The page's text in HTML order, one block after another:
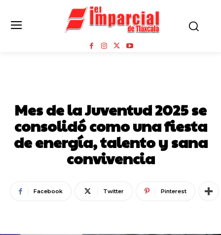
Mes de la Juventud 2025 se
consolidó como una fiesta
de energía, talento y sana
convivencia
Facebook Twitter Pinterest